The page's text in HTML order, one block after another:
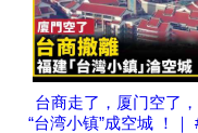
台商走了，厦门空了
“台湾小镇”成空城 ！｜